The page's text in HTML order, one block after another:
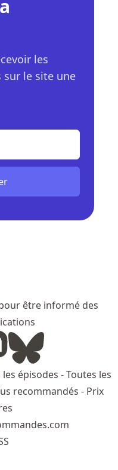
les
sur le site une
être informé des
les épisodes -Toutes les
recommandés - Prix